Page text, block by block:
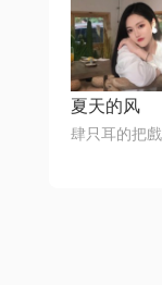
夏天的风
肆只耳的把